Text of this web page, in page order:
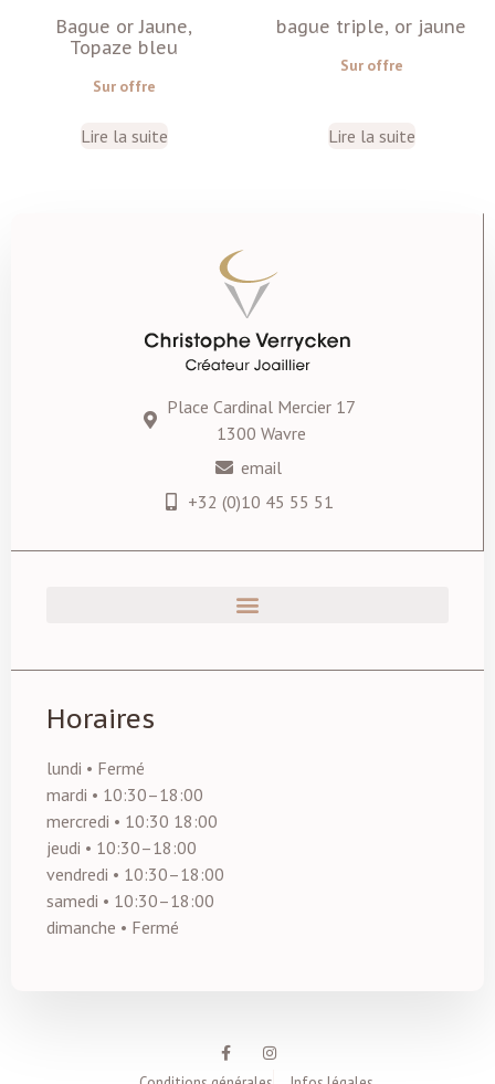
Bague or Jaune,
Topaze bleu
Sur offre
Lire la suite
bague triple, or jaune
Sur offre
Lire la suite
Place Cardinal Mercier 17
1300 Wavre
email
+32 (0)10 45 55 51
Horaires
lundi • Fermé
mardi • 10:30–18:00
mercredi • 10:30 18:00
jeudi • 10:30–18:00
vendredi • 10:30–18:00
samedi • 10:30–18:00
dimanche • Fermé